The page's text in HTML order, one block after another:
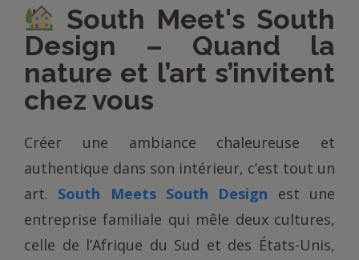
South Meet's South
Design – Quand la
nature et l’art s’invitent
chez vous
Créer une ambiance chaleureuse et
authentique dans son intérieur, c’est tout un
art. South Meets South Design est une
entreprise familiale qui mêle deux cultures,
celle de l’Afrique du Sud et des États-Unis,